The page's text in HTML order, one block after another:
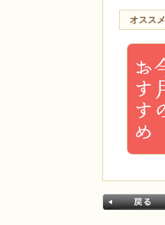
オススメ